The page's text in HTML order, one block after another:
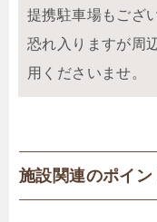
提携駐車場もござ
恐れ入りますが周
用くださいませ。
施設関連のポイン